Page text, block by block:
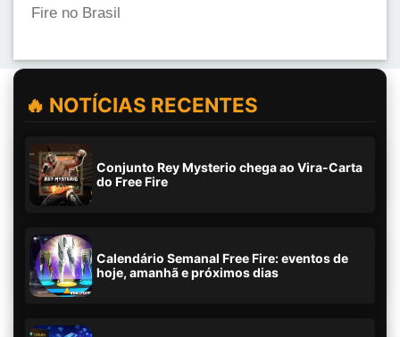
Fire no Brasil
🔥 NOTÍCIAS RECENTES
Conjunto Rey Mysterio chega ao Vira-Carta
do Free Fire
Calendário Semanal Free Fire: eventos de
hoje, amanhã e próximos dias